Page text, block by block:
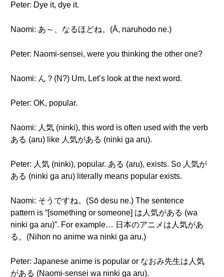
Peter: Dye it, dye it.
Naomi: あ～、なるほどね。(Ā, naruhodo ne.)
Peter: Naomi-sensei, were you thinking the other one?
Naomi: ん？(N?) Um, Let’s look at the next word.
Peter: OK, popular.
Naomi: 人気 (ninki), this word is often used with the verb
ある (aru) like 人気がある (ninki ga aru).
Peter: 人気 (ninki), popular. ある (aru), exists. So 人気が
ある (ninki ga aru) literally means popular exists.
Naomi: そうですね。(Sō desu ne.) The sentence
pattern is “[something or someone] は人気がある (wa
ninki ga aru)”. For example… 日本のアニメは人気があ
る。(Nihon no anime wa ninki ga aru.)
Peter: Japanese anime is popular or なおみ先生は人気
がある (Naomi-sensei wa ninki ga aru).